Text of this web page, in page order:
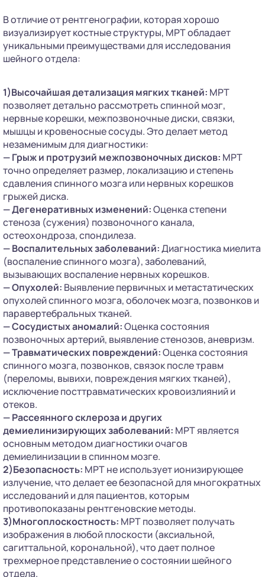
В отличие от рентгенографии, которая хорошо
визуализирует костные структуры, МРТ обладает
уникальными преимуществами для исследования
шейного отдела:
1)Высочайшая детализация мягких тканей: МРТ
позволяет детально рассмотреть спинной мозг,
нервные корешки, межпозвоночные диски, связки,
мышцы и кровеносные сосуды. Это делает метод
незаменимым для диагностики:
— Грыж и протрузий межпозвоночных дисков: МРТ
точно определяет размер, локализацию и степень
сдавления спинного мозга или нервных корешков
грыжей диска.
— Дегенеративных изменений:Оценка степени
стеноза (сужения) позвоночного канала,
остеохондроза, спондилеза.
— Воспалительных заболеваний:Диагностика миелита
(воспаление спинного мозга), заболеваний,
вызывающих воспаление нервных корешков.
— Опухолей: Выявление первичных и метастатических
опухолей спинного мозга, оболочек мозга, позвонков и
паравертебральных тканей.
— Сосудистых аномалий:Оценка состояния
позвоночных артерий, выявление стенозов, аневризм.
—Травматических повреждений:Оценка состояния
спинного мозга, позвонков, связок после травм
(переломы, вывихи, повреждения мягких тканей),
исключение посттравматических кровоизлияний и
отеков.
— Рассеянного склероза и других
демиелинизирующих заболеваний: МРТ является
основным методом диагностики очагов
демиелинизации в спинном мозге.
2)Безопасность: МРТ не использует ионизирующее
излучение, что делает ее безопасной для многократных
исследований и для пациентов, которым
противопоказаны рентгеновские методы.
3)Многоплоскостность: МРТ позволяет получать
изображения в любой плоскости (аксиальной,
сагиттальной, корональной), что дает полное
трехмерное представление о состоянии шейного
отдела.